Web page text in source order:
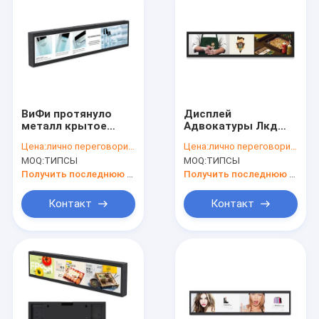
Продукты
О нас
ВиФи протянуло
металл крытое
колосникового
грохота 4Г ЛТЭ
табло ЛКД
Цена:лично переговорить
MOQ:ТИПСЫ
Получить последнюю цену
Контакт
Дисплей
Адвокатуры Лкд
ПОЭ, монитор ЛКД
автобуса
протягиванный
Цена:лично переговорить
MOQ:ТИПСЫ
Получить последнюю цену
Контакт